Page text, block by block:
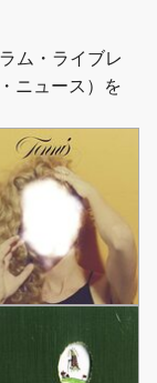
ム・ライブレ
ニュース）を